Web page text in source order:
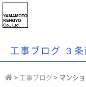
工事ブログ ３
> 工事ブログ > マンシ